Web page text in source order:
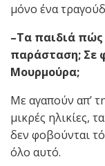
μόνο ένα
–Τα παιδιά πώς
παράσταση; Σε
Μουρμούρα;
Με αγαπούν απ’
μικρές ηλικίες,
δεν φοβούνται
όλο αυτό.